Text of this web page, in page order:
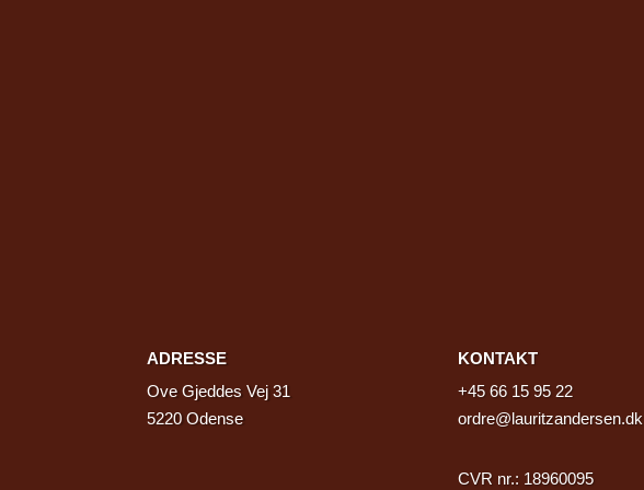
ADRESSE
Ove Gjeddes Vej 31
5220 Odense
KONTAKT
+45 66 15 95 22
ordre@lauritzandersen.dk
CVR nr.: 18960095​